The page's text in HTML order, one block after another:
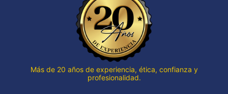
Más de 20 años de experiencia, ética, confianza y
profesionalidad.